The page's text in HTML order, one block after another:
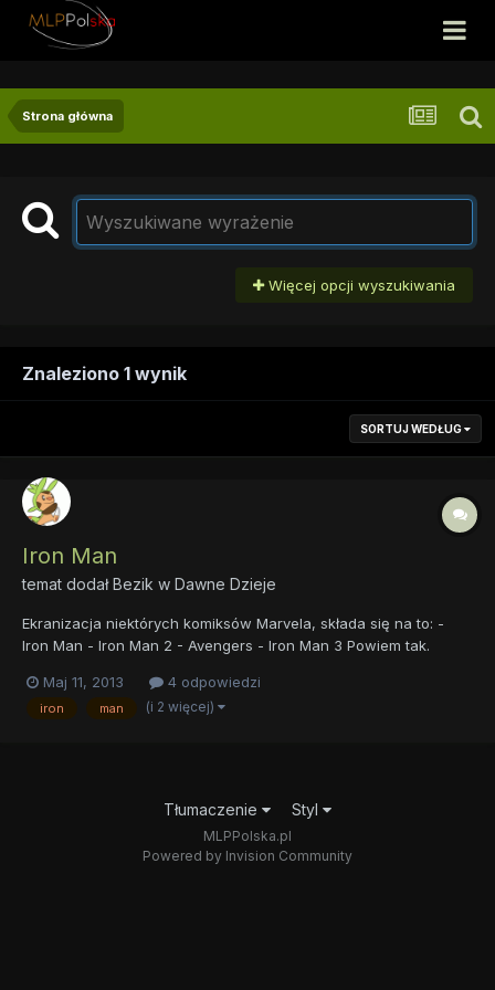
Strona główna
Więcej opcji wyszukiwania
Znaleziono 1 wynik
SORTUJ WEDŁUG
Iron Man
temat dodałBezik w Dawne Dzieje
Ekranizacja niektórych komiksów Marvela, składa się na to: -
Iron Man - Iron Man 2 - Avengers - Iron Man 3 Powiem tak.
gorsze, ale naprawdę lubię Iron Mana Myślę teraz czy nie
zabrać się za komiks i chyba tak zrobię. Cała noc przede mną...
Maj 11, 2013 4 odpowiedzi
iron man (i 2 więcej)
Tłumaczenie Styl
MLPPolska.pl
Powered by Invision Community